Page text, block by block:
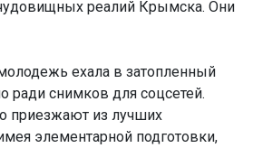
реалий Крымска. Они
ехала в затопленный
ради снимков для соцсетей.
приезжают из лучших
элементарной подготовки,